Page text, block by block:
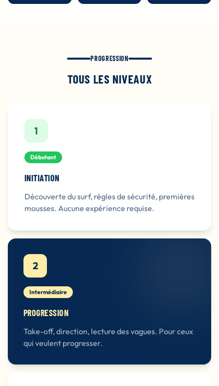
PROGRESSION
TOUS LES NIVEAUX
1
Débutant
INITIATION
Découverte du surf, règles de sécurité, premières
mousses. Aucune expérience requise.
2
Intermédiaire
PROGRESSION
Take-off, direction, lecture des vagues. Pour ceux
qui veulent progresser.